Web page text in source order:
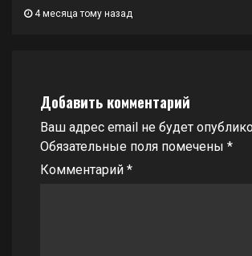
4 месяца тому назад
Добавить комментарий
Ваш адрес email не будет
Обязательные поля помечены *
Комментарий *